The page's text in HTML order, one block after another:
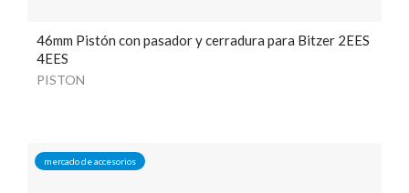
46mm Pistón con pasador y cerradura para Bitzer 2EES
4EES
PISTON
mercado de accesorios